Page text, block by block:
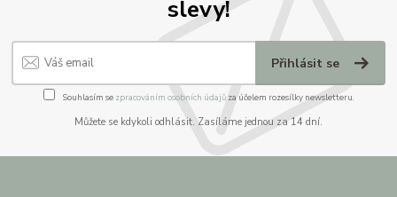
slevy!
Přihlásit se
Souhlasím se zpracováním osobních údajůza účelem rozesílky newsletteru.
Můžete se kdykoli odhlásit. Zasíláme jednou za 14 dní.